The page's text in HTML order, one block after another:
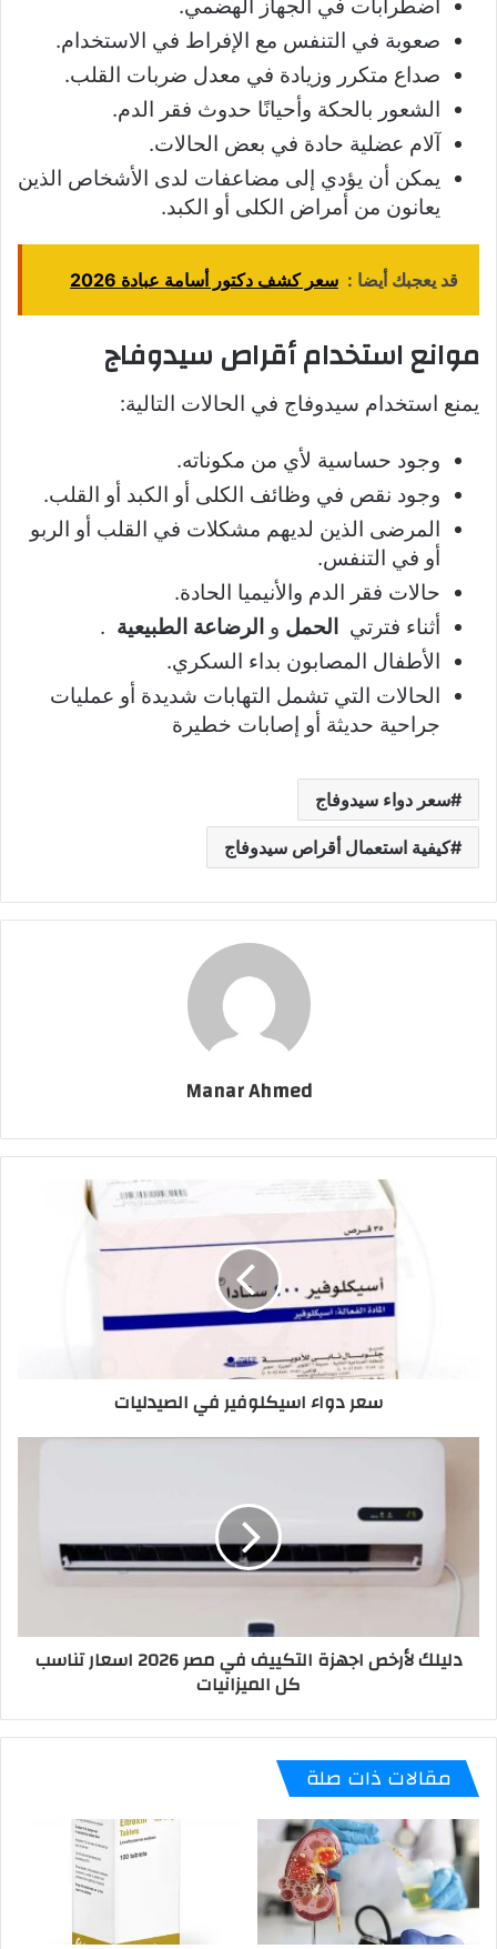
اضطرابات في الجهاز الهضمي.
صعوبة في التنفس مع الإفراط في الاستخدام.
صداع متكرر وزيادة في معدل ضربات القلب.
الشعور بالحكة وأحيانًا حدوث فقر الدم.
آلام عضلية حادة في بعض الحالات.
يمكن أن يؤدي إلى مضاعفات لدى الأشخاص الذين
يعانون من أمراض الكلى أو الكبد.
قد يعجبك أيضا : سعر كشف دكتور أسامة عبادة 2026
موانع استخدام أقراص سيدوفاج
يمنع استخدام سيدوفاج في الحالات التالية:
وجود حساسية لأي من مكوناته.
وجود نقص في وظائف الكلى أو الكبد أو القلب.
المرضى الذين لديهم مشكلات في القلب أو الربو
أو في التنفس.
حالات فقر الدم والأنيميا الحادة.
أثناء فترتي
الحمل و الرضاعة الطبيعية .
الأطفال المصابون بداء السكري.
الحالات التي تشمل التهابات شديدة أو عمليات
جراحية حديثة أو إصابات خطيرة
سعر دواء سيدوفاج
كيفية استعمال أقراص سيدوفاج
Manar Ahmed
سعر دواء اسيكلوفير في الصيدليات
دليلك لأرخص اجهزة التكييف في مصر 2026 اسعار تناسب
كل الميزانيات
مقالات ذات صلة